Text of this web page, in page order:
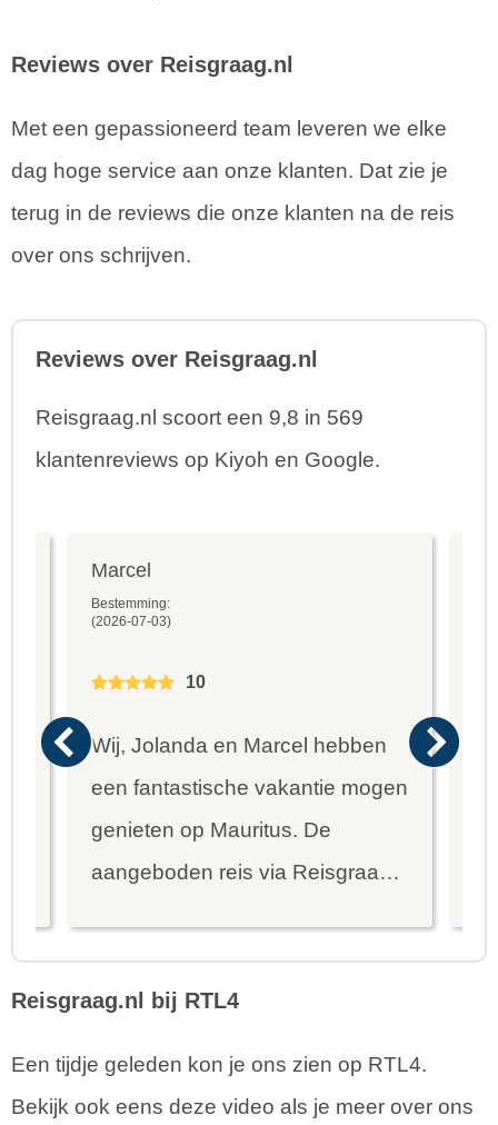
Reviews over Reisgraag.nl
Met een gepassioneerd team leveren we elke
dag hoge service aan onze klanten. Dat zie je
terug in de reviews die onze klanten na de reis
over ons schrijven.
Reviews over Reisgraag.nl
Reisgraag.nl scoort een 9,8 in 569
klantenreviews op Kiyoh en Google.
Marcel
Bestemming:
(2026-07-03)
10
Wij, Jolanda en Marcel hebben
een fantastische vakantie mogen
genieten op Mauritus. De
aangeboden reis via Reisgraag
mooie dingen van het eiland te
kunnen ontdekken...
Reisgraag.nl bij RTL4
Een tijdje geleden kon je ons zien op RTL4.
Bekijk ook eens deze video als je meer over ons